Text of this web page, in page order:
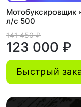
л/с 500
141 450 ₽
123 000 ₽
Быстрый